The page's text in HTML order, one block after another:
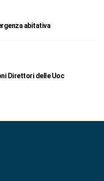
abitativa
Direttori delle Uoc